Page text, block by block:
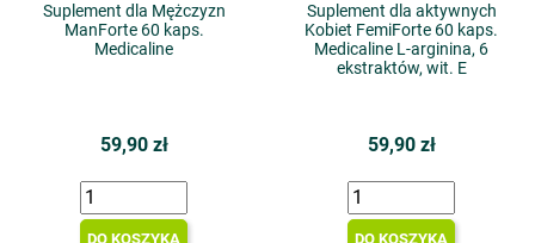
Suplement dla Mężczyzn
ManForte 60 kaps.
Medicaline
59,90 zł
DO KOSZYKA
Suplement dla aktywnych
Kobiet FemiForte 60 kaps.
Medicaline L-arginina, 6
ekstraktów, wit. E
59,90 zł
DO KOSZYKA